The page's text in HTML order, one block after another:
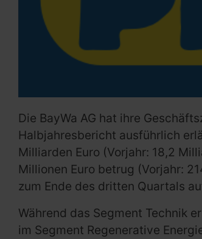
Die BayWa AG hat ihre
Halbjahresbericht ausführlich
Milliarden Euro (Vorjahr: 18,2
Millionen Euro betrug (Vorjahr:
zum Ende des dritten Quartals
Während das Segment Technik
im Segment Regenerative